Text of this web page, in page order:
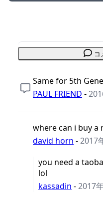
コ
Same for 5th
PAUL FRIEND -
where can i buy a
david horn -2017
you need a
lol
kassadin -2017